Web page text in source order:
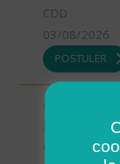
CDD
03/08/2026
POSTULER
Auxiliaire de